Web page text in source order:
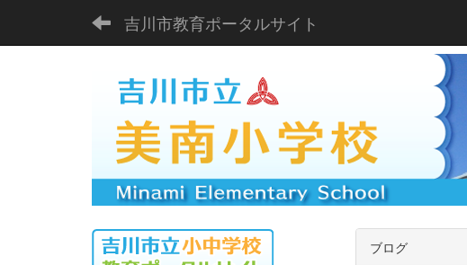
吉川市教育ポータルサイト
ブログ